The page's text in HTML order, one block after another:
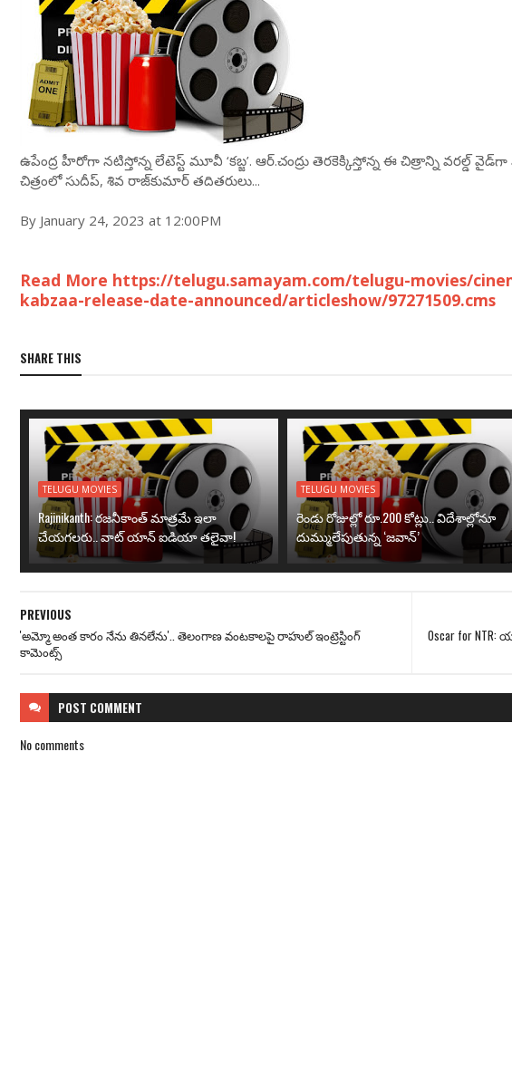
ఉపేంద్ర హీరోగా న‌టిస్తోన్న లేటెస్ట్ మూవీ ‘కబ్జ’. ఆర్‌.చంద్రు తెర‌కెక్కిస్తోన్న ఈ చిత్రాన్ని వ‌ర‌ల్డ్
చిత్రంలో సుదీప్‌, శివ రాజ్‌కుమార్ తదితరులు...
By January 24, 2023 at 12:00PM
Read More https://telugu.samayam.com/telugu-movies/
kabzaa-release-date-announced/articleshow/97271509.cms
SHARE THIS
TELUGU MOVIES
Rajinikanth: రజనీకాంత్ మాత్రమే ఇలా
చేయగలరు.. వాట్ యాన్ ఐడియా తలైవా!
TELUGU MOVIES
రెండు రోజుల్లో రూ.200 కోట్లు.. విదేశాల్లోనూ
దుమ్ములేపుతున్న ‘జవాన్’
Oscar for
PREVIOUS
'అమ్మో అంత కారం నేను తినలేను'.. తెలంగాణ వంటకాలపై రాహుల్ ఇంట్రెస్టింగ్
కామెంట్స్
POST COMMENT
No comments